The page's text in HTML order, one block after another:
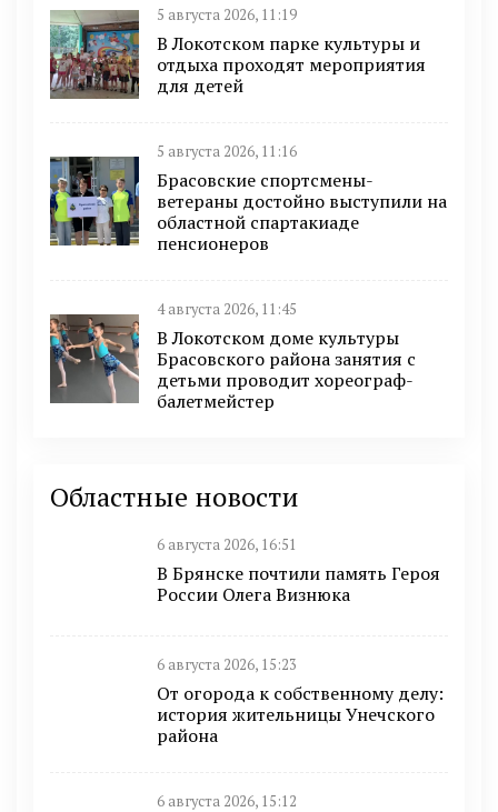
5 августа 2026, 11:19
В Локотском парке культуры и
отдыха проходят мероприятия
для детей
5 августа 2026, 11:16
Брасовские спортсмены-
ветераны достойно выступили на
областной спартакиаде
пенсионеров
4 августа 2026, 11:45
В Локотском доме культуры
Брасовского района занятия с
детьми проводит хореограф-
балетмейстер
Областные новости
6 августа 2026, 16:51
В Брянске почтили память Героя
России Олега Визнюка
6 августа 2026, 15:23
От огорода к собственному делу:
история жительницы Унечского
района
6 августа 2026, 15:12